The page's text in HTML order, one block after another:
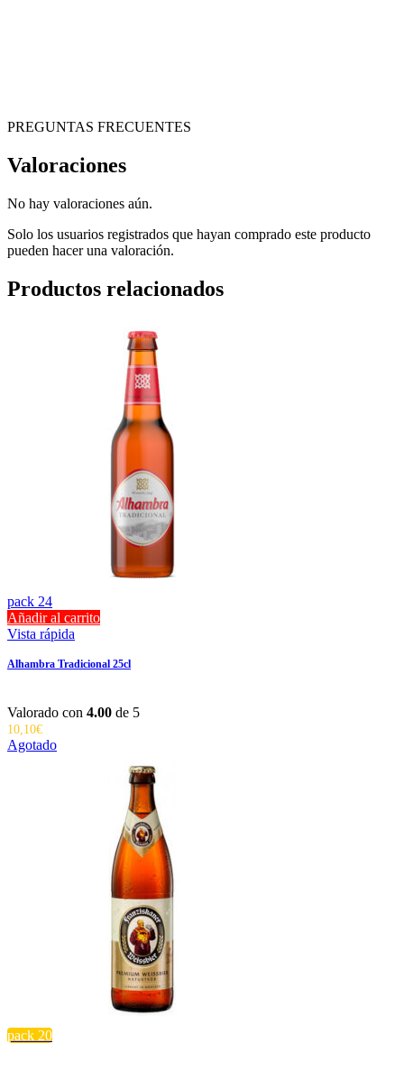
PREGUNTAS FRECUENTES
Valoraciones
No hay valoraciones aún.
Solo los usuarios registrados que hayan comprado este producto
pueden hacer una valoración.
Productos relacionados
pack 24
Añadir al carrito
Vista rápida
Alhambra Tradicional 25cl
Valorado con 4.00 de 5
10,10€
Agotado
pack 20